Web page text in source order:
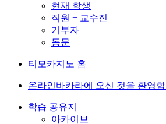
현재 학생
직원 + 교수진
기부자
동문
티모카지노 홈
온라인바카라에 오신 것을 환영
학습 공유지
아카이브